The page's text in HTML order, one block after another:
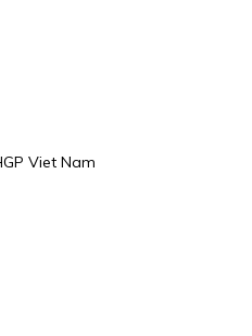
Viet Nam